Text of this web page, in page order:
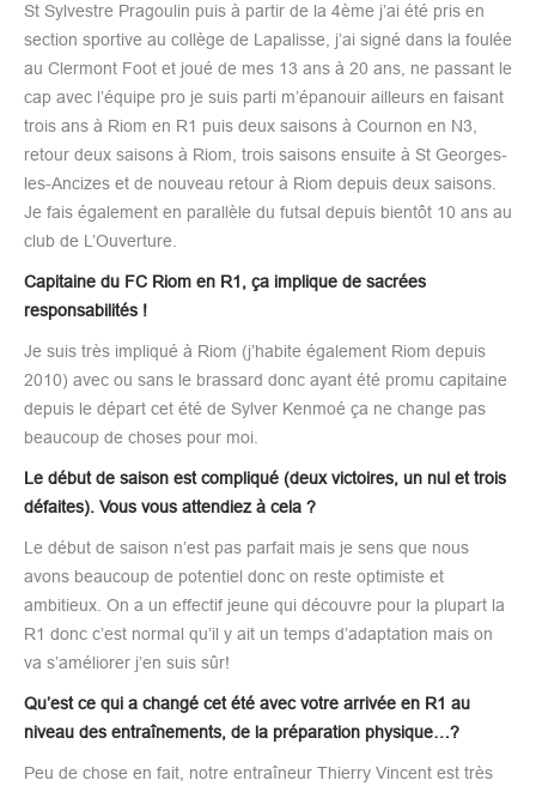
St Sylvestre Pragoulin puis à partir de la 4ème j’ai été pris en
section sportive au collège de Lapalisse, j’ai signé dans la foulée
au Clermont Foot et joué de mes 13 ans à 20 ans, ne passant le
cap avec l’équipe pro je suis parti m’épanouir ailleurs en faisant
trois ans à Riom en R1 puis deux saisons à Cournon en N3,
retour deux saisons à Riom, trois saisons ensuite à St Georges-
les-Ancizes et de nouveau retour à Riom depuis deux saisons.
Je fais également en parallèle du futsal depuis bientôt 10 ans au
club de L’Ouverture.
Capitaine du FC Riom en R1, ça implique de sacrées
responsabilités !
Je suis très impliqué à Riom (j’habite également Riom depuis
2010) avec ou sans le brassard donc ayant été promu capitaine
depuis le départ cet été de Sylver Kenmoé ça ne change pas
beaucoup de choses pour moi.
Le début de saison est compliqué (deux victoires, un nul et trois
défaites). Vous vous attendiez à cela ?
Le début de saison n’est pas parfait mais je sens que nous
avons beaucoup de potentiel donc on reste optimiste et
ambitieux. On a un effectif jeune qui découvre pour la plupart la
R1 donc c’est normal qu’il y ait un temps d’adaptation mais on
va s’améliorer j’en suis sûr!
Qu’est ce qui a changé cet été avec votre arrivée en R1 au
niveau des entraînements, de la préparation physique…?
Peu de chose en fait, notre entraîneur Thierry Vincent est très